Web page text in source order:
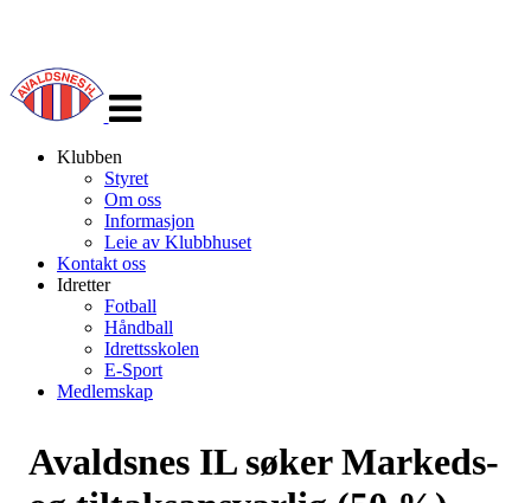
navigasjon
Klubben
Styret
Om oss
Informasjon
Leie av Klubbhuset
Kontakt oss
Idretter
Fotball
Håndball
Idrettsskolen
E-Sport
Medlemskap
Avaldsnes IL søker Markeds-